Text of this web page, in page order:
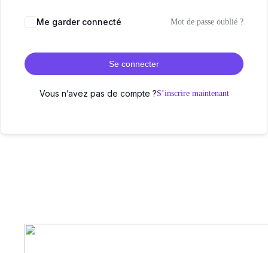
Me garder connecté Mot de passe oublié ?
Se connecter
Vous n’avez pas de compte ?S’inscrire maintenant